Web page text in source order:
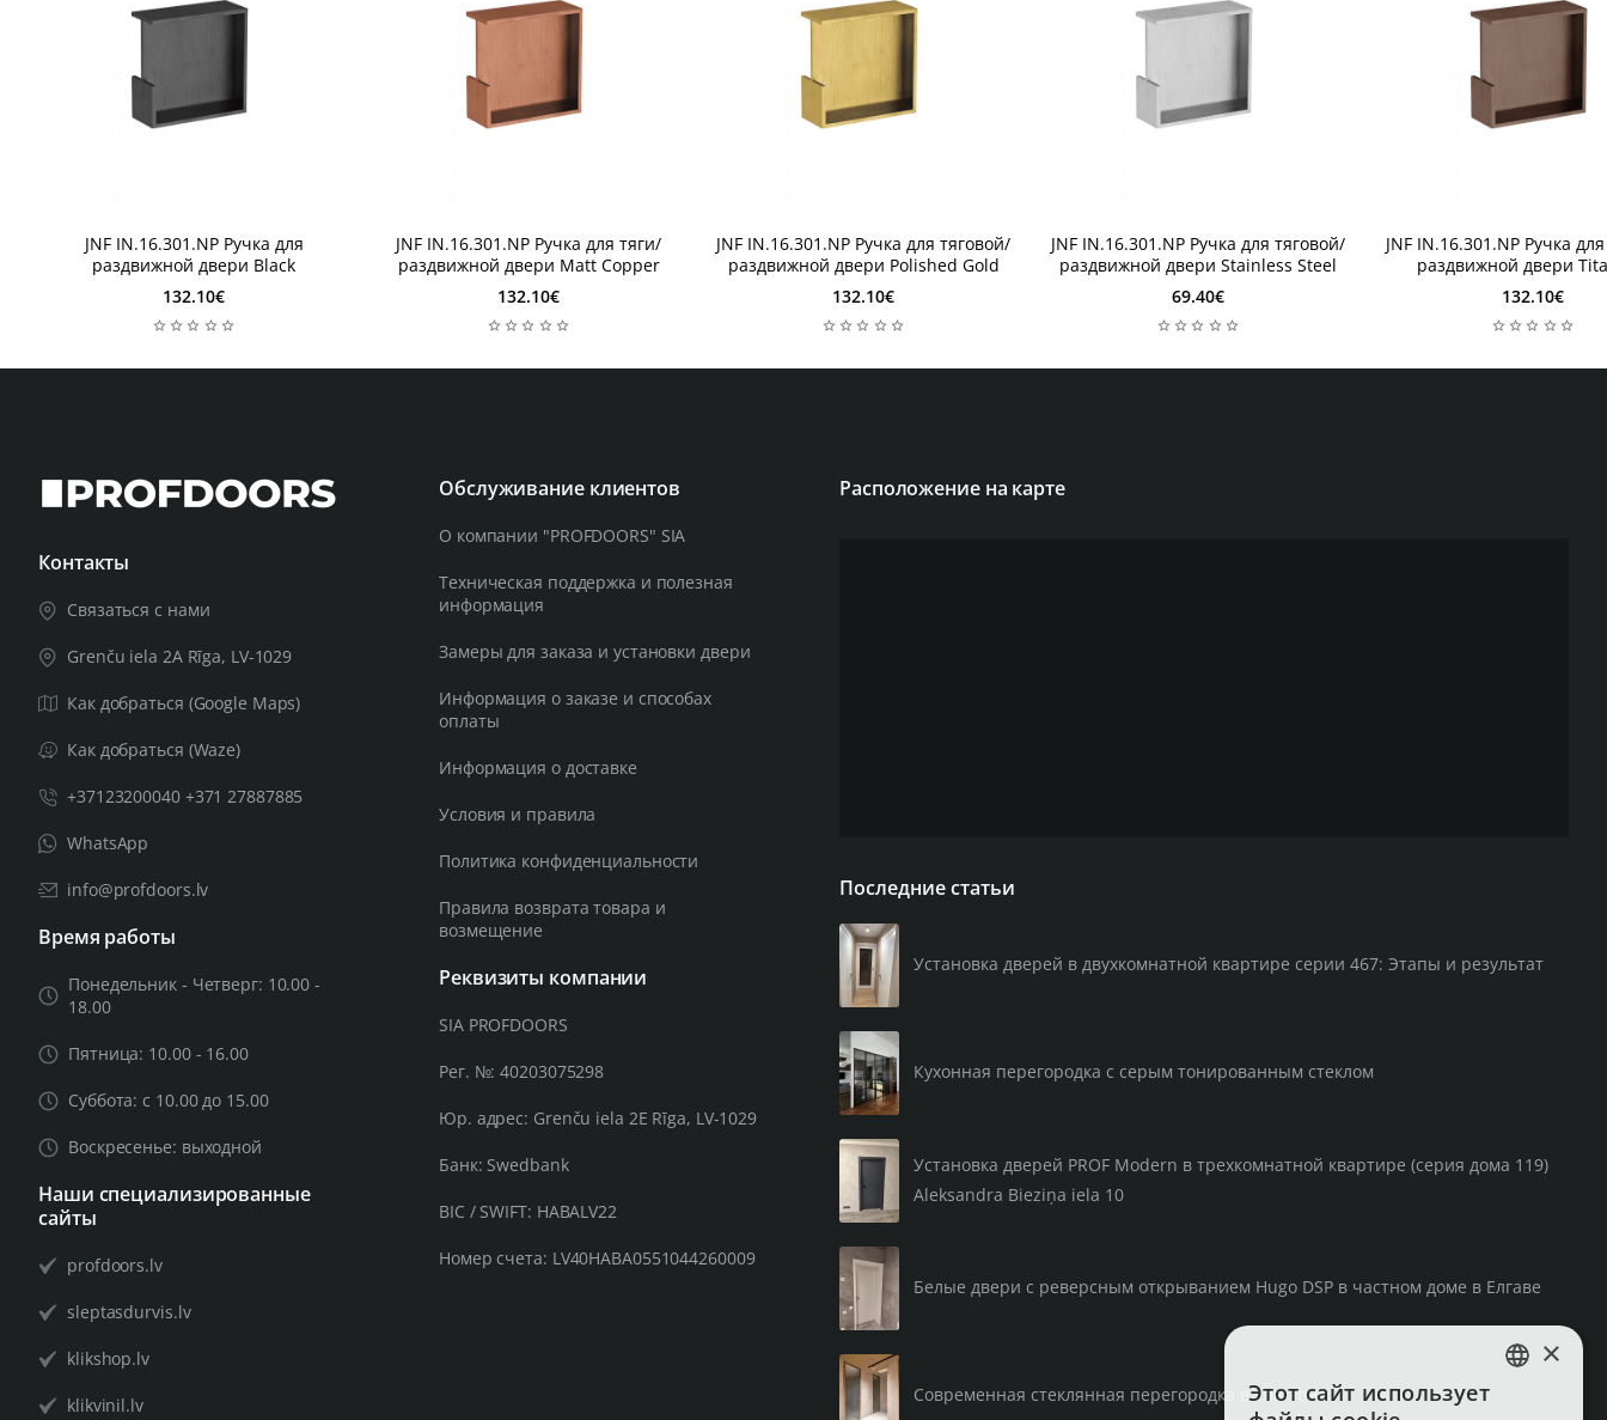
1 неделя
1 неделя
JNF IN.16.301.NP Ручка для
раздвижной двери Black
132.10€
1 неделя
1 неделя
JNF IN.16.301.NP Ручка для тяги/
раздвижной двери Matt Copper
132.10€
1 неделя
1 неделя
JNF IN.16.301.NP Ручка для тяговой/
раздвижной двери Polished Gold
132.10€
1 неделя
1 неделя
JNF IN.16.301.NP Ручка для тяговой/
раздвижной двери Stainless Steel
69.40€
1 неделя
1 неделя
JNF IN.16.301.NP Ручка
раздвижной двери
132.10€
Контакты
Связаться с нами
Grenču iela 2A Rīga, LV-1029
Как добраться (Google Maps)
Как добраться (Waze)
+37123200040 +371 27887885
WhatsApp
info@profdoors.lv
Время работы
Понедельник - Четверг: 10.00 -
18.00
Пятница: 10.00 - 16.00
Суббота: с 10.00 до 15.00
Воскресенье: выходной
Наши специализированные
сайты
profdoors.lv
sleptasdurvis.lv
klikshop.lv
klikvinil.lv
Обслуживание клиентов
О компании "PROFDOORS" SIA
Техническая поддержка и полезная
информация
Замеры для заказа и установки двери
Информация о заказе и способах
оплаты
Информация о доставке
Условия и правила
Политика конфиденциальности
Правила возврата товара и
возмещение
Реквизиты компании
SIA PROFDOORS
Рег. №: 40203075298
Юр. адрес: Grenču iela 2E Rīga, LV-1029
Банк: Swedbank
BIC / SWIFT: HABALV22
Номер счета: LV40HABA0551044260009
Расположение на карте
Последние статьи
Установка дверей в двухкомнатной квартире серии 467: Этапы и результат
Кухонная перегородка с серым тонированным стеклом
Установка дверей PROF Modern в трехкомнатной квартире (серия дома 119)
Aleksandra Bieziņa iela 10
Белые двери с реверсным открыванием Hugo DSP в частном доме в Елгаве
Современная стеклянная перегородка в спа-зоне
×
Этот сайт использует